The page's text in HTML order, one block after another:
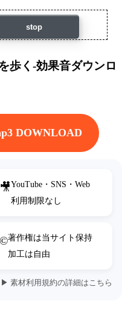
stop
歩く-効果音ダウンロ
DOWNLOAD
🎥YouTube・SNS・Web
利用制限なし
©著作権は当サイト保持
加工は自由
▶ 素材利用規約の詳細はこちら